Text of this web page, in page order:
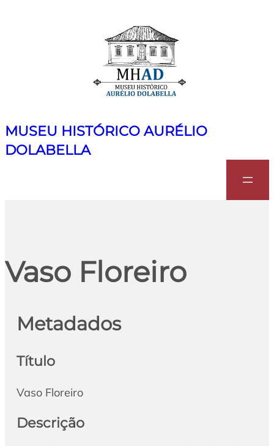
MUSEU HISTÓRICO AURÉLIO
DOLABELLA
Vaso Floreiro
Metadados
Título
Vaso Floreiro
Descrição